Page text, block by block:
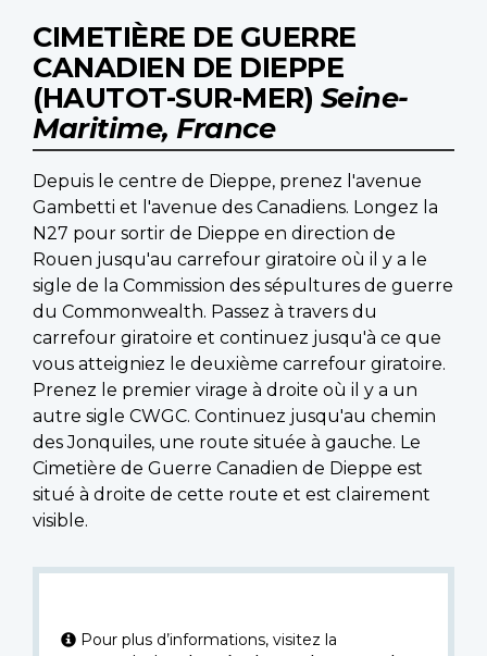
CIMETIÈRE DE GUERRE
CANADIEN DE DIEPPE
(HAUTOT-SUR-MER) Seine-
Maritime, France
Depuis le centre de Dieppe, prenez l'avenue
Gambetti et l'avenue des Canadiens. Longez la
N27 pour sortir de Dieppe en direction de
Rouen jusqu'au carrefour giratoire où il y a le
sigle de la Commission des sépultures de guerre
du Commonwealth. Passez à travers du
carrefour giratoire et continuez jusqu'à ce que
vous atteigniez le deuxième carrefour giratoire.
Prenez le premier virage à droite où il y a un
autre sigle CWGC. Continuez jusqu'au chemin
des Jonquiles, une route située à gauche. Le
Cimetière de Guerre Canadien de Dieppe est
situé à droite de cette route et est clairement
visible.
Pour plus d’informations, visitez la